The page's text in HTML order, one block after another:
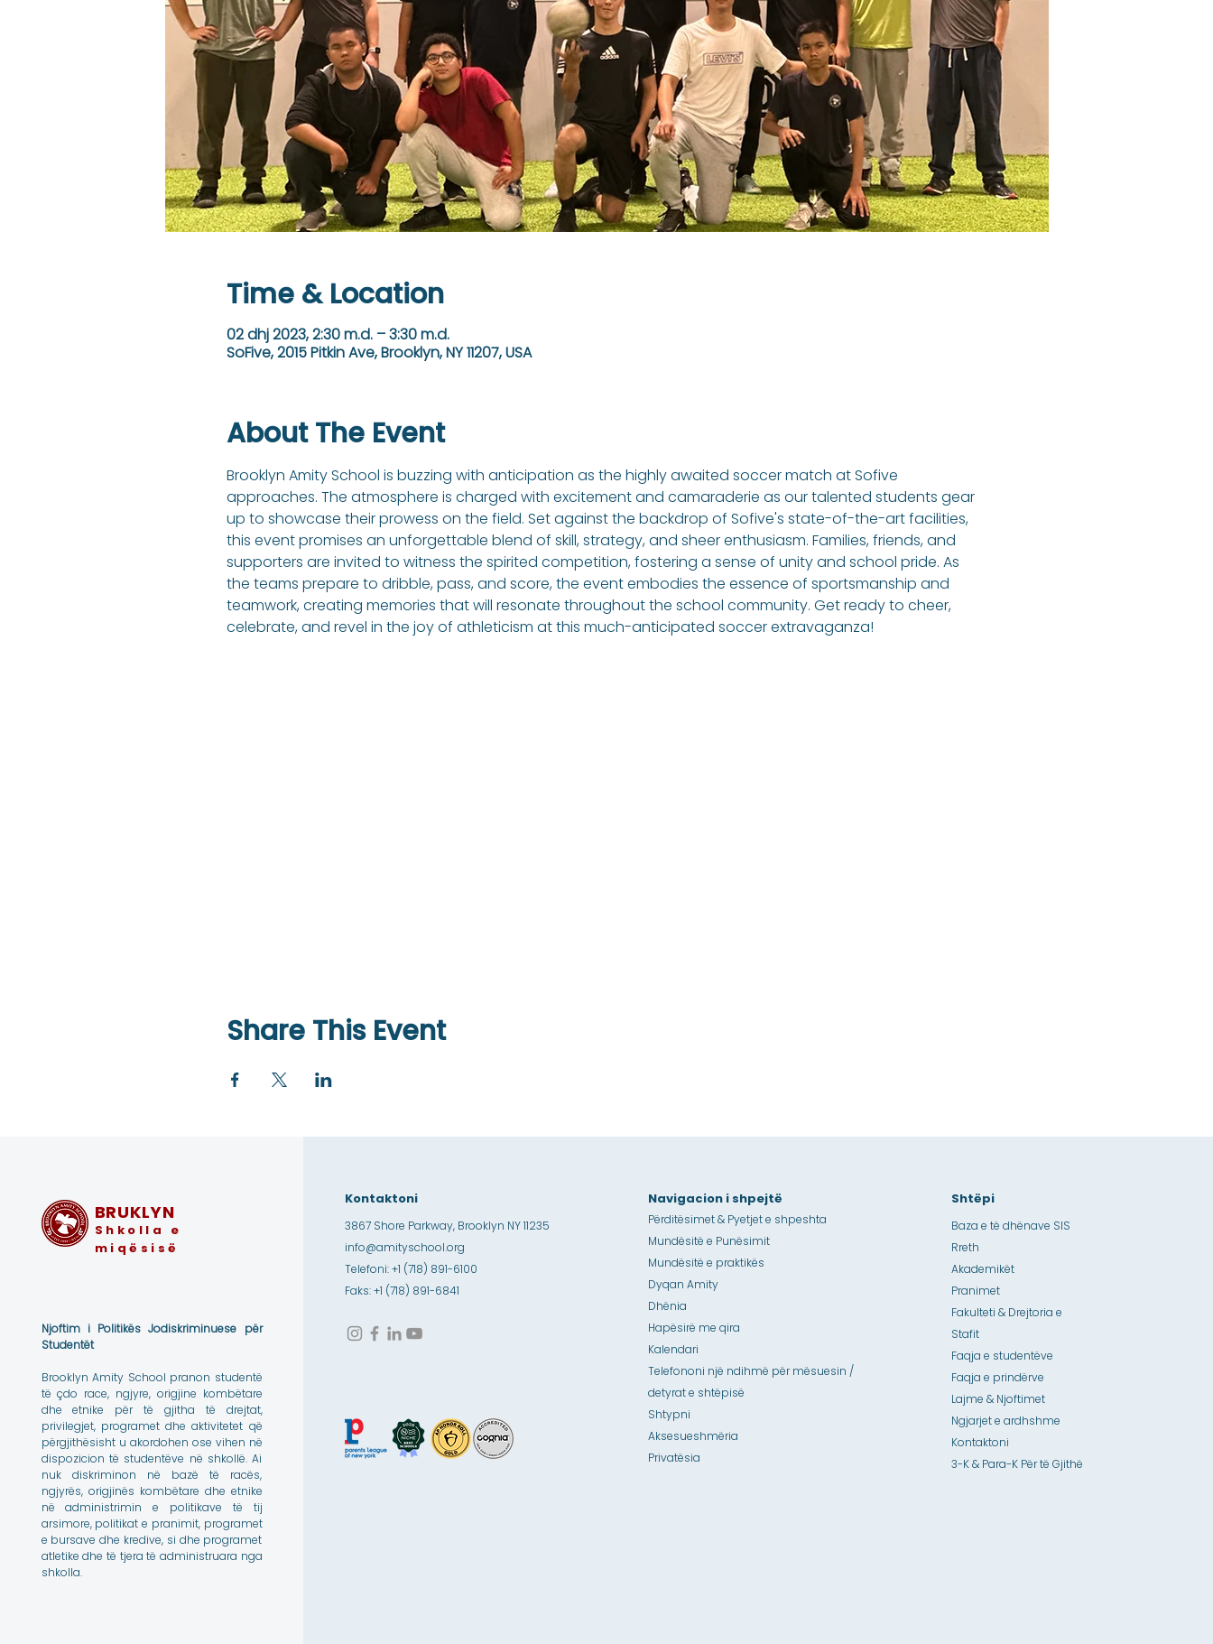
Time & Location
02 dhj 2023, 2:30 m.d. – 3:30 m.d.
SoFive, 2015 Pitkin Ave, Brooklyn, NY 11207, USA
About The Event
Brooklyn Amity School is buzzing with anticipation as the highly awaited soccer match at Sofive
approaches. The atmosphere is charged with excitement and camaraderie as our talented students gear
up to showcase their prowess on the field. Set against the backdrop of Sofive's state-of-the-art facilities,
this event promises an unforgettable blend of skill, strategy, and sheer enthusiasm. Families, friends, and
supporters are invited to witness the spirited competition, fostering a sense of unity and school pride. As
the teams prepare to dribble, pass, and score, the event embodies the essence of sportsmanship and
teamwork, creating memories that will resonate throughout the school community. Get ready to cheer,
celebrate, and revel in the joy of athleticism at this much-anticipated soccer extravaganza!
Share This Event
BRUKLYN
Shkolla e
miqësisë
Njoftim i Politikës Jodiskriminuese për
Studentët
Brooklyn Amity School pranon studentë
të çdo race, ngjyre, origjine kombëtare
dhe etnike për të gjitha të drejtat,
privilegjet, programet dhe aktivitetet që
përgjithësisht u akordohen ose vihen në
dispozicion të studentëve në shkollë. Ai
nuk diskriminon në bazë të racës,
ngjyrës, origjinës kombëtare dhe etnike
në administrimin e politikave të tij
arsimore, politikat e pranimit, programet
e bursave dhe kredive, si dhe programet
atletike dhe të tjera të administruara nga
shkolla.
Kontaktoni
3867 Shore Parkway, Brooklyn NY 11235
info@amityschool.org
Telefoni: +1 (718) 891-6100
Faks: +1 (718) 891-6841
Navigacion i shpejtë
Përditësimet & Pyetjet e shpeshta
Mundësitë e Punësimit
Mundësitë e praktikës
Dyqan Amity
Dhënia
Hapësirë me qira
Kalendari
Telefononi një ndihmë për mësuesin /
detyrat e shtëpisë
Shtypni
Aksesueshmëria
Privatësia
Shtëpi
Baza e të dhënave SIS
Rreth
Akademikët
Pranimet
Fakulteti & Drejtoria e
Stafit
Faqja e studentëve
Faqja e prindërve
Lajme & Njoftimet
Ngjarjet e ardhshme
Kontaktoni
3-K & Para-K Për të Gjithë